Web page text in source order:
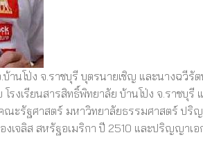
นโป่ง จ.ราชบุรี บุตรนายเชิญ และนางฉวีรั
รงเรียนสารสิทธิ์พิทยาลัย บ้านโป่ง จ.ราชบุ
ะรัฐศาสตร์ มหาวิทยาลัยธรรมศาสตร์ ปริ
งเจลิส สหรัฐอเมริกา ปี 2510 และปริญญา